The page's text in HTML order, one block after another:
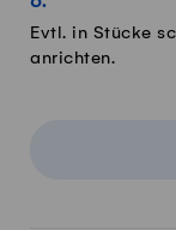
Evtl. in Stücke
anrichten.